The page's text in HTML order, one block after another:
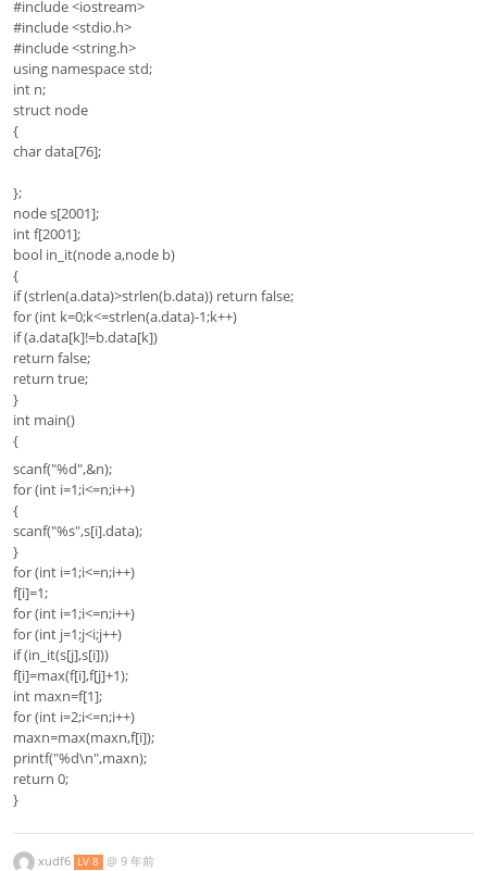
#include <iostream>
#include <stdio.h>
#include <string.h>
using namespace std;
int n;
struct node
{
char data[76];
};
node s[2001];
int f[2001];
bool in_it(node a,node b)
{
if (strlen(a.data)>strlen(b.data)) return false;
for (int k=0;k<=strlen(a.data)-1;k++)
if (a.data[k]!=b.data[k])
return false;
return true;
}
int main()
{
scanf("%d",&n);
for (int i=1;i<=n;i++)
{
scanf("%s",s[i].data);
}
for (int i=1;i<=n;i++)
f[i]=1;
for (int i=1;i<=n;i++)
for (int j=1;j<i;j++)
if (in_it(s[j],s[i]))
f[i]=max(f[i],f[j]+1);
int maxn=f[1];
for (int i=2;i<=n;i++)
maxn=max(maxn,f[i]);
printf("%d\n",maxn);
return 0;
}
xudf6 LV 8 @ 9 年前